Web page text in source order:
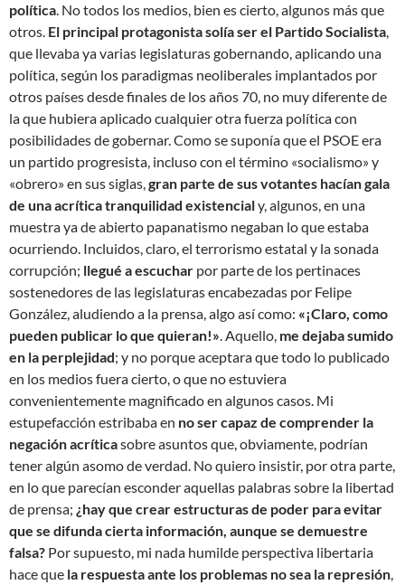
política. No todos los medios, bien es cierto, algunos más que
otros. El principal protagonista solía ser el Partido Socialista,
que llevaba ya varias legislaturas gobernando, aplicando una
política, según los paradigmas neoliberales implantados por
otros países desde finales de los años 70, no muy diferente de
la que hubiera aplicado cualquier otra fuerza política con
posibilidades de gobernar. Como se suponía que el PSOE era
un partido progresista, incluso con el término «socialismo» y
«obrero» en sus siglas,gran parte de sus votantes hacían gala
de una acrítica tranquilidad existencialy, algunos, en una
muestra ya de abierto papanatismo negaban lo que estaba
ocurriendo. Incluidos, claro, el terrorismo estatal y la sonada
corrupción; llegué a escuchar por parte de los pertinaces
sostenedores de las legislaturas encabezadas por Felipe
González, aludiendo a la prensa, algo así como: «¡Claro, como
pueden publicar lo que quieran!». Aquello, me dejaba sumido
en la perplejidad; y no porque aceptara que todo lo publicado
en los medios fuera cierto, o que no estuviera
convenientemente magnificado en algunos casos. Mi
estupefacción estribaba en no ser capaz de comprender la
negación acríticasobre asuntos que, obviamente, podrían
tener algún asomo de verdad. No quiero insistir, por otra parte,
en lo que parecían esconder aquellas palabras sobre la libertad
de prensa; ¿hay que crear estructuras de poder para evitar
que se difunda cierta información, aunque se demuestre
falsa? Por supuesto, mi nada humilde perspectiva libertaria
hace que la respuesta ante los problemas no sea la represión,